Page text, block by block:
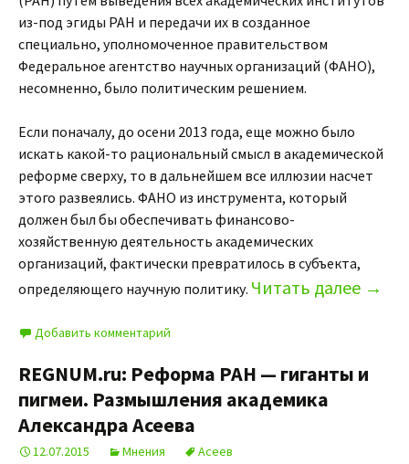
из-под эгиды РАН и передачи их в созданное
специально, уполномоченное правительством
Федеральное агентство научных организаций (ФАНО),
несомненно, было политическим решением.
Если поначалу, до осени 2013 года, еще можно было
искать какой-то рациональный смысл в академической
реформе сверху, то в дальнейшем все иллюзии насчет
этого развеялись. ФАНО из инструмента, который
должен был бы обеспечивать финансово-
хозяйственную деятельность академических
организаций, фактически превратилось в субъекта,
определяющего научную политику. Читать далее →
Добавить комментарий
REGNUM.ru: Реформа РАН — гиганты и
пигмеи. Размышления академика
Александра Асеева
12.07.2015 Мнения Асеев